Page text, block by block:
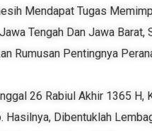
Mendapat Tugas
Tengah Dan Jawa
Rumusan Pentingnya
26 Rabiul Akhir 1365
Dibentuklah